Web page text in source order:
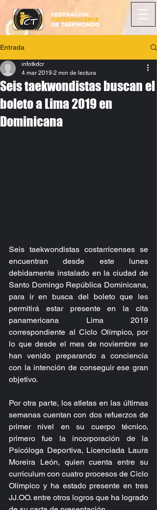
Entrada
Seis taekwondistas buscan el
boleto a Lima 2019 en
Dominicana
infotkdcr
4 mar 2019 2 min de lectura
Seis taekwondistas costarricenses se
encuentran desde este lunes
debidamente instalado en la ciudad de
Santo Domingo República Dominicana,
para ir en busca del boleto que les
permitirá estar presente en la cita
panamericana Lima 2019
correspondiente al Ciclo Olímpico, por
lo que desde el mes de noviembre se
han venido preparando a conciencia
con la intención de conseguir ese gran
objetivo.
Por otra parte, los atletas en las últimas
semanas cuentan con dos refuerzos de
primer nivel en su cuerpo técnico,
primero fue la incorporación de la
Psicóloga Deportiva, Licenciada Laura
Moreira León, quien cuenta entre su
curriculum con cuatro procesos de Ciclo
Olímpico y ha estado presente en tres
JJ.OO. entre otros logros que ha logrado